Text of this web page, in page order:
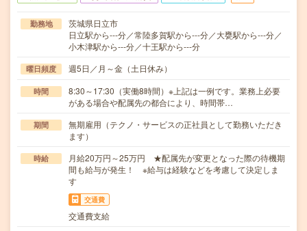
勤務地
茨城県日立市
日立駅から---分／常陸多賀駅から---分／大甕駅から---分／
小木津駅から---分／十王駅から---分
曜日頻度 週5日／月～金（土日休み）
時間
8:30～17:30（実働8時間）※上記は一例です。業務上必要
がある場合や配属先の都合により、時間帯…
期間
無期雇用（テクノ・サービスの正社員として勤務いただき
ます）
時給
月給20万円～25万円 ★配属先が変更となった際の待機期
間も給与が発生！ ※給与は経験などを考慮して決定しま
す
交通費
交通費支給